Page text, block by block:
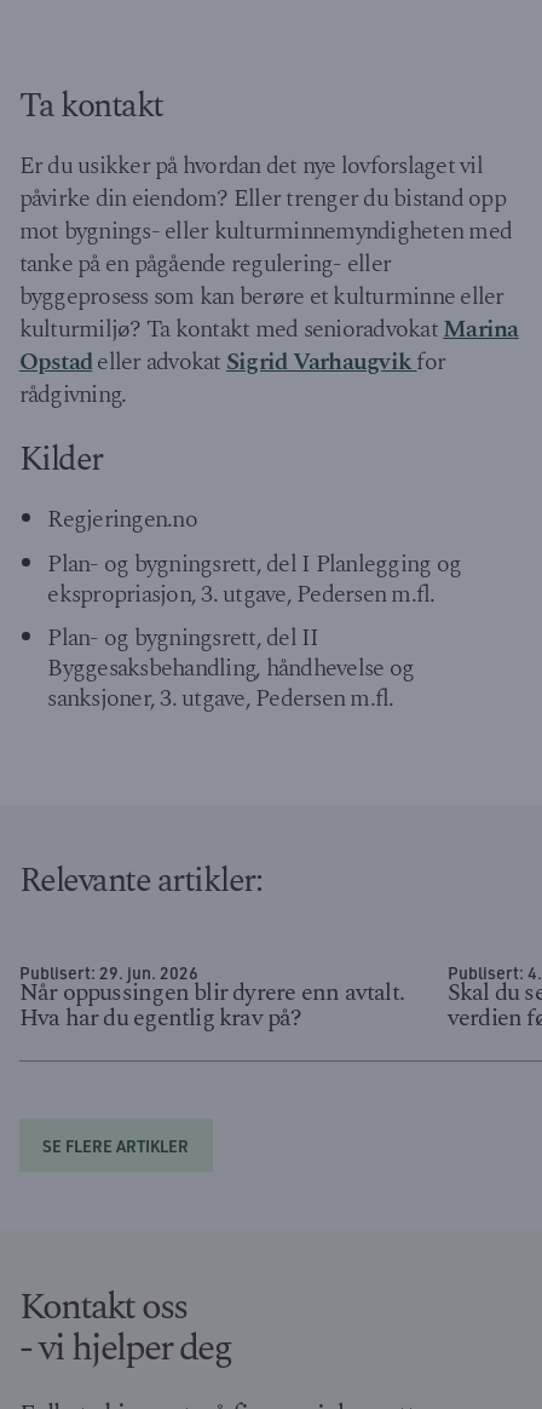
Ta kontakt
Er du usikker på hvordan det nye lovforslaget vil
påvirke din eiendom? Eller trenger du bistand opp
mot bygnings- eller kulturminnemyndigheten med
tanke på en pågående regulering- eller
byggeprosess som kan berøre et kulturminne eller
kulturmiljø? Ta kontakt med senioradvokatMarina
Opstadeller advokatSigrid Varhaugvikfor
rådgivning.
Kilder
Regjeringen.no
Plan- og bygningsrett, del I Planlegging og
ekspropriasjon, 3. utgave, Pedersen m.fl.
Plan- og bygningsrett, del II
Byggesaksbehandling, håndhevelse og
sanksjoner, 3. utgave, Pedersen m.fl.
Relevante artikler:
Publisert: 29. jun. 2026
Når oppussingen blir dyrere enn avtalt.
Hva har du egentlig krav på?
Publisert:
Skal du
verdien
SE FLERE ARTIKLER
Kontakt oss
- vi hjelper deg